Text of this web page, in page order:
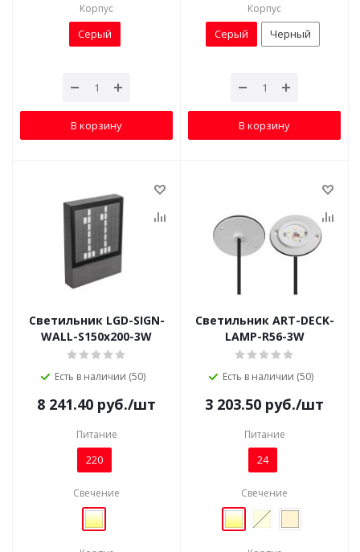
Корпус
Серый
В корзину
Корпус
Серый Черный
В корзину
Светильник LGD-SIGN-
WALL-S150x200-3W
Есть в наличии (50)
8 241.40 руб./шт
Питание
220
Свечение
Светильник ART-DECK-
LAMP-R56-3W
Есть в наличии (50)
3 203.50 руб./шт
Питание
24
Свечение